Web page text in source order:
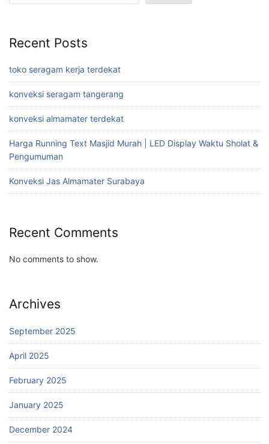
Recent Posts
toko seragam kerja terdekat
konveksi seragam tangerang
konveksi almamater terdekat
Harga Running Text Masjid Murah | LED Display Waktu Sholat &
Pengumuman
Konveksi Jas Almamater Surabaya
Recent Comments
No comments to show.
Archives
September 2025
April 2025
February 2025
January 2025
December 2024